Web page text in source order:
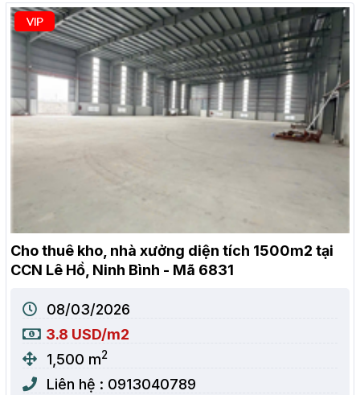
Cho thuê kho, nhà xưởng diện tích 1500m2 tại
CCN Lê Hồ, Ninh Bình - Mã 6831
08/03/2026
3.8 USD/m2
1,500 m2
Liên hệ : 0913040789